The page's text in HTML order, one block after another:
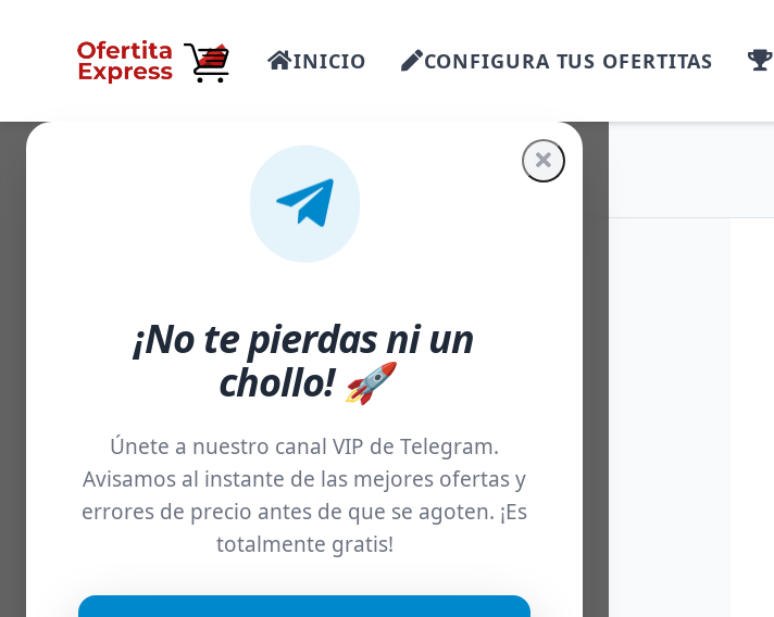
INICIO CONFIGURA TUS OFERTITAS
¡No te pierdas ni un
chollo! 🚀
Únete a nuestro canal VIP de Telegram.
Avisamos al instante de las mejores ofertas y
errores de precio antes de que se agoten. ¡Es
totalmente gratis!